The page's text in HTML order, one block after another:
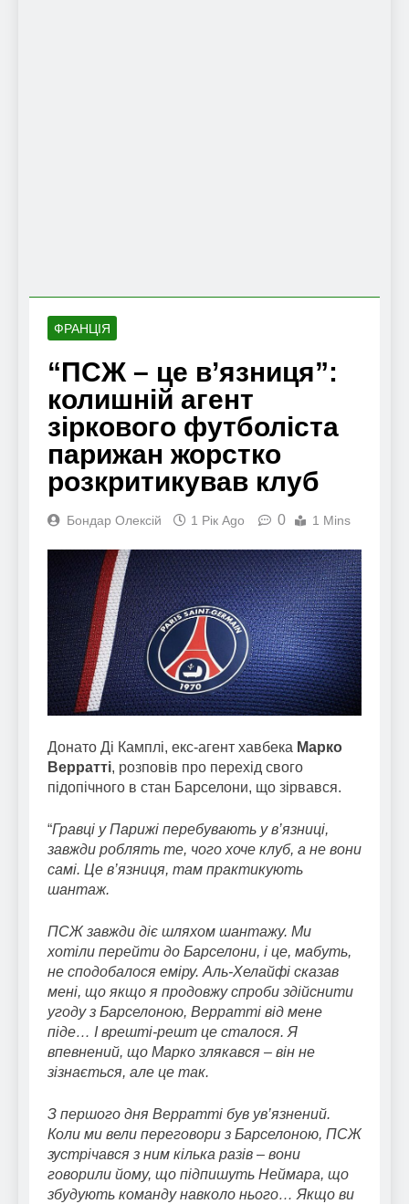
ФРАНЦІЯ
“ПСЖ – це в’язниця”:
колишній агент
зіркового футболіста
парижан жорстко
розкритикував клуб
Бондар Олексій 1 Рік Ago 0 1 Mins
Донато Ді Камплі, екс-агент хавбека Марко
Верратті, розповів про перехід свого
підопічного в стан Барселони, що зірвався.
“Гравці у Парижі перебувають у в’язниці,
завжди роблять те, чого хоче клуб, а не вони
самі. Це в’язниця, там практикують
шантаж.
ПСЖ завжди діє шляхом шантажу. Ми
хотіли перейти до Барселони, і це, мабуть,
не сподобалося еміру. Аль-Хелайфі сказав
мені, що якщо я продовжу спроби здійснити
угоду з Барселоною, Верратті від мене
піде… І врешті-решт це сталося. Я
впевнений, що Марко злякався – він не
зізнається, але це так.
З першого дня Верратті був ув’язнений.
Коли ми вели переговори з Барселоною, ПСЖ
зустрічався з ним кілька разів – вони
говорили йому, що підпишуть Неймара, що
збудують команду навколо нього… Якщо ви